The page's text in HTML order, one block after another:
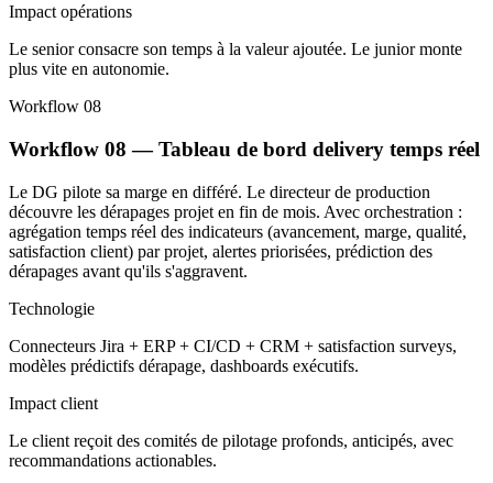
Impact opérations
Le senior consacre son temps à la valeur ajoutée. Le junior monte
plus vite en autonomie.
Workflow 08
Workflow 08 — Tableau de bord delivery temps réel
Le DG pilote sa marge en différé. Le directeur de production
découvre les dérapages projet en fin de mois. Avec orchestration :
agrégation temps réel des indicateurs (avancement, marge, qualité,
satisfaction client) par projet, alertes priorisées, prédiction des
dérapages avant qu'ils s'aggravent.
Technologie
Connecteurs Jira + ERP + CI/CD + CRM + satisfaction surveys,
modèles prédictifs dérapage, dashboards exécutifs.
Impact client
Le client reçoit des comités de pilotage profonds, anticipés, avec
recommandations actionables.